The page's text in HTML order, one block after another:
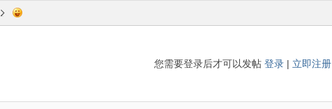
您需要登录后才可以发帖 登录 | 立即注册